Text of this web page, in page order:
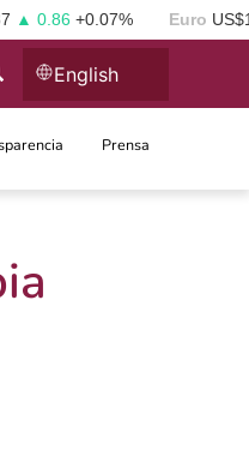
▲ 0.86 +0.07% Euro
English
Prensa